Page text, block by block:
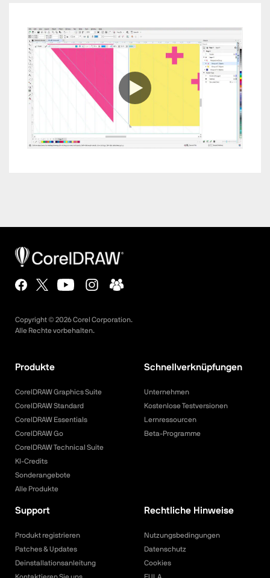
Copyright © 2026Corel Corporation.
Alle Rechte vorbehalten.
Produkte
CorelDRAW Graphics Suite
CorelDRAW Standard
CorelDRAW Essentials
CorelDRAW Go
CorelDRAW Technical Suite
KI-Credits
Sonderangebote
Alle Produkte
Schnellverknüpfungen
Unternehmen
Kostenlose Testversionen
Lernressourcen
Beta-Programme
Support
Produkt registrieren
Patches & Updates
Deinstallationsanleitung
Kontaktieren Sie uns
Rechtliche Hinweise
Nutzungsbedingungen
Datenschutz
Cookies
EULA